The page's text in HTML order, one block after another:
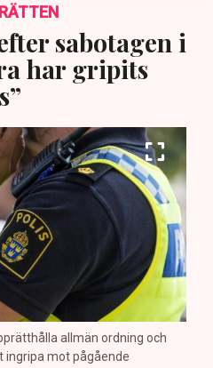
sabotagen i
har gripits
allmän ordning och
ingripa mot pågående